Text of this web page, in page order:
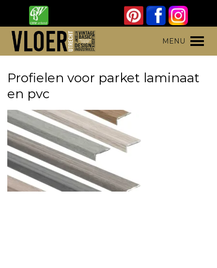
content
MENU
Profielen voor parket laminaat
en pvc